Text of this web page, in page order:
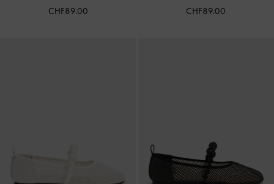
CHF89.00 CHF89.00